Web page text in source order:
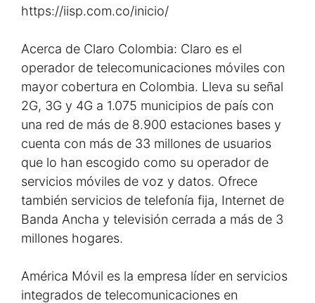
https://iisp.com.co/inicio/
Acerca de Claro Colombia: Claro es el
operador de telecomunicaciones móviles con
mayor cobertura en Colombia. Lleva su señal
2G, 3G y 4G a 1.075 municipios de país con
una red de más de 8.900 estaciones bases y
cuenta con más de 33 millones de usuarios
que lo han escogido como su operador de
servicios móviles de voz y datos. Ofrece
también servicios de telefonía fija, Internet de
Banda Ancha y televisión cerrada a más de 3
millones hogares.
América Móvil es la empresa líder en servicios
integrados de telecomunicaciones en